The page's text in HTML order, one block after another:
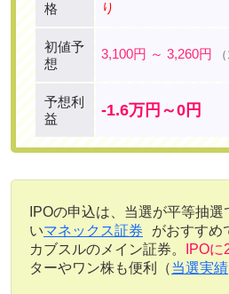
格
り
初値予
想
3,100円 ～ 3,260円
予想利
益
-1.6万円～0円
IPOの申込は、当選が平等抽
いマネックス証券 がおすすめ
カブスルのメイン証券。
IPO
ターやワン株も便利（当選実績